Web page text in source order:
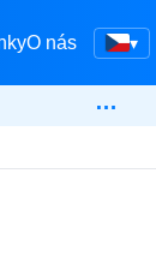
▾
O nás
…